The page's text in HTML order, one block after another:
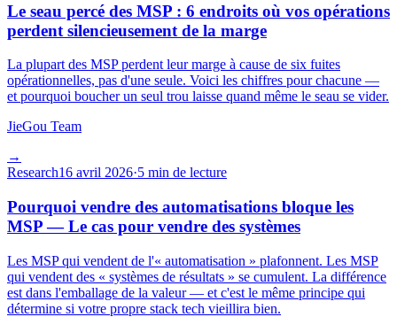
Le seau percé des MSP : 6 endroits où vos opérations
perdent silencieusement de la marge
La plupart des MSP perdent leur marge à cause de six fuites
opérationnelles, pas d'une seule. Voici les chiffres pour chacune —
et pourquoi boucher un seul trou laisse quand même le seau se vider.
JieGou Team
→
Research16 avril 2026·5 min de lecture
Pourquoi vendre des automatisations bloque les
MSP — Le cas pour vendre des systèmes
Les MSP qui vendent de l'« automatisation » plafonnent. Les MSP
qui vendent des « systèmes de résultats » se cumulent. La différence
est dans l'emballage de la valeur — et c'est le même principe qui
détermine si votre propre stack tech vieillira bien.